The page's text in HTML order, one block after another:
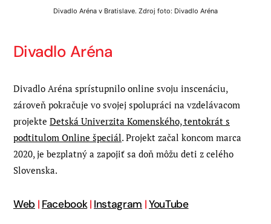
Divadlo Aréna v Bratislave. Zdroj foto: Divadlo Aréna
Divadlo Aréna
Divadlo Aréna sprístupnilo online svoju inscenáciu,
zároveň pokračuje vo svojej spolupráci na vzdelávacom
projekte Detská Univerzita Komenského, tentokrát s
podtitulom Online špeciál. Projekt začal koncom marca
2020, je bezplatný a zapojiť sa doň môžu deti z celého
Slovenska.
Web| Facebook| Instagram |YouTube